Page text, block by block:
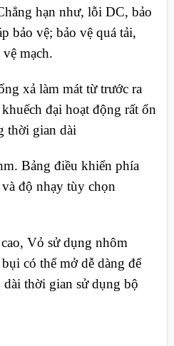
hạn như, lỗi DC, bảo
bảo vệ; bảo vệ quá tải,
mạch.
xả làm mát từ trước ra
đại hoạt động rất ổn
thời gian dài
Bảng điều khiển phía
độ nhạy tùy chọn
Vỏ sử dụng nhôm
có thể mở dễ dàng để
dài thời gian sử dụng bộ